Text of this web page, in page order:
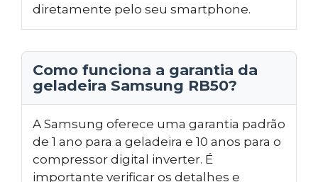
diretamente pelo seu smartphone.
Como funciona a garantia da
geladeira Samsung RB50?
A Samsung oferece uma garantia padrão
de 1 ano para a geladeira e 10 anos para o
compressor digital inverter. É
importante verificar os detalhes e